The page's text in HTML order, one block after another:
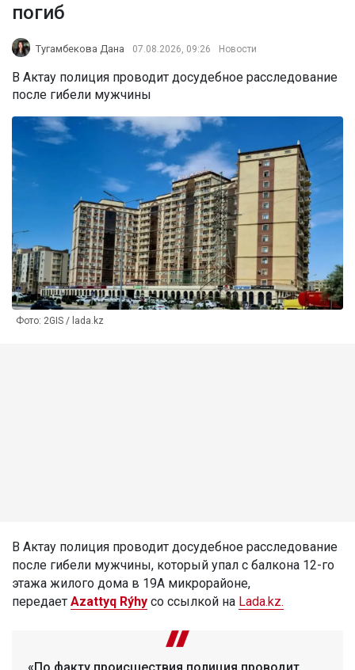
погиб
Тугамбекова Дана 07.08.2026, 09:26 Новости
В Актау полиция проводит досудебное расследование
после гибели мужчины
Фото: 2GIS / lada.kz
В Актау полиция проводит досудебное расследование
после гибели мужчины, который упал с балкона 12-го
этажа жилого дома в 19А микрорайоне,
передает Azattyq Rýhy со ссылкой на Lada.kz.